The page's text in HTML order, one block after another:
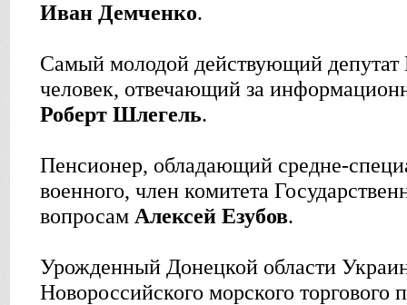
Иван Демченко.
Самый молодой действующий депутат
человек, отвечающий за
Роберт Шлегель.
Пенсионер, обладающий средне-
военного, член комитета
вопросам Алексей Езубов.
Урожденный Донецкой области
Новороссийского морского торгового